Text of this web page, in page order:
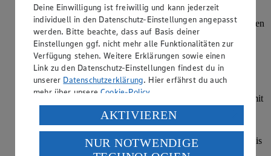
Pilze, Schalottenwürfel und Zwiebelringe bei mittlerer
Temperatur drei bis vier Minuten unter ständigem Schwenken
der Pfanne in Öl anbraten. Gemüsebrühe und saure Sahne
verrühren und zum Pilzgemüse geben.
Backofen auf 180°C Ober-/Unterhitze mit der Auflaufform
vorheizen. Käse in einen halben Zentimeter große Würfel
schneiden, zusammen mit der fein geschnittenen Petersilie
zum Pilzgemüse geben, salzen und pfeffern. Danach alles mit
Spätzle vermengen und abschmecken.
Spätzle-Pilz-Pfanne in die Auflaufform umfüllen. Auf der
mittleren Schiene des Backofens 15 Minuten überbacken, bis
der Käse verlaufen ist. Mit dem zurückgestellten
Deine Einwilligung ist freiwillig und kann jederzeit
individuell in den Datenschutz-Einstellungen angepasst
werden. Bitte beachte, dass auf Basis deiner
Einstellungen ggf. nicht mehr alle Funktionalitäten zur
Verfügung stehen. Weitere Erklärungen sowie einen
Link zu den Datenschutz-Einstellungen findest du in
unserer Datenschutzerklärung. Hier erfährst du auch
mehr über unsereCookie-Policy.
Verarbeitung deiner personenbezogenen Daten in den
USA durch Facebook und YouTube:
Wenn du auf „Aktivieren“ klickst, willigst du im Sinne
AKTIVIEREN
NUR NOTWENDIGE